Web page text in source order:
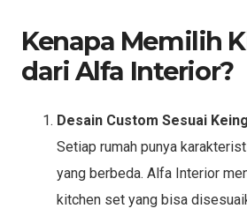
Kenapa Memilih
dari Alfa Interior?
Desain Custom Sesuai
Setiap rumah punya
yang berbeda. Alfa Interior
kitchen set yang bisa